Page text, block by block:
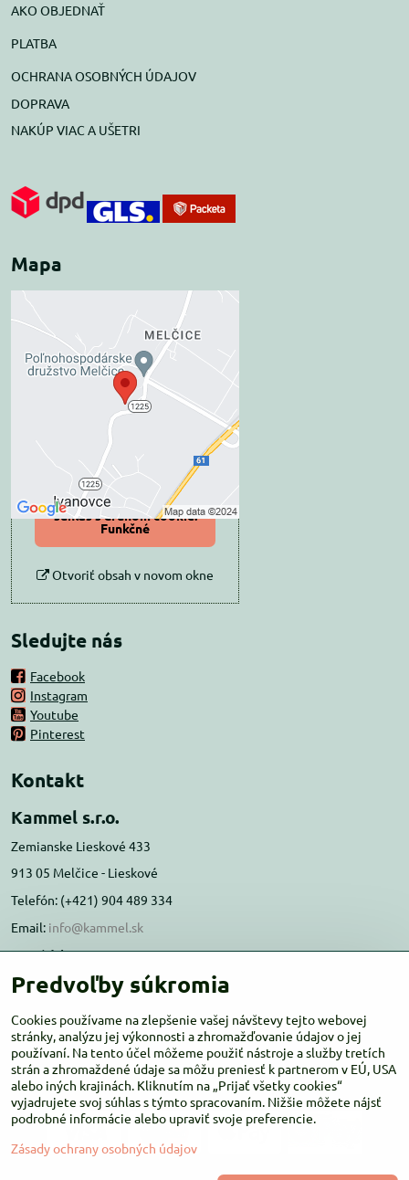
AKO OBJEDNAŤ
PLATBA
OCHRANA OSOBNÝCH ÚDAJOV
DOPRAVA
NAKÚP VIAC A UŠETRI
Mapa
Externý obsah je
blokovaný Voľbami
súkromia
Prajete si načítať externý obsah?
Povoliť tentokrát
Povoliť a zapamätať -
súhlas s druhom cookie:
Funkčné
Otvoriť obsah v novom okne
Sledujte nás
Facebook
Instagram
Youtube
Pinterest
Kontakt
Kammel s.r.o.
Zemianske Lieskové 433
913 05 Melčice - Lieskové
Telefón: (+421) 904 489 334
Email: info@kammel.sk
Prevádzka:
Administratívna budova PD Melčice
Otváracie hodiny:PO-ŠT 8:00 - 16:00
PIA-NE Zatvorené
Predvoľby súkromia
Cookies používame na zlepšenie vašej návštevy tejto webovej
stránky, analýzu jej výkonnosti a zhromažďovanie údajov o jej
používaní. Na tento účel môžeme použiť nástroje a služby tretích
strán a zhromaždené údaje sa môžu preniesť k partnerom v EÚ, USA
alebo iných krajinách. Kliknutím na „Prijať všetky cookies“
vyjadrujete svoj súhlas s týmto spracovaním. Nižšie môžete nájsť
podrobné informácie alebo upraviť svoje preferencie.
Zásady ochrany osobných údajov